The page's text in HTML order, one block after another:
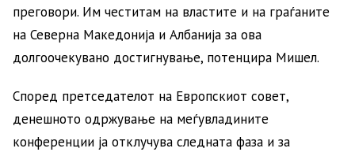
преговори. Им честитам на властите и на граѓаните
на Северна Македонија и Албанија за ова
долгоочекувано достигнување, потенцира Мишел.
Според претседателот на Европскиот совет,
денешното одржување на меѓувладините
конференции ја отклучува следната фаза и за